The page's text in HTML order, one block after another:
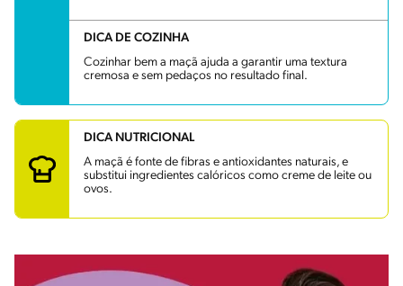
DICA DE COZINHA
Cozinhar bem a maçã ajuda a garantir uma textura
cremosa e sem pedaços no resultado final.
DICA NUTRICIONAL
A maçã é fonte de fibras e antioxidantes naturais, e
substitui ingredientes calóricos como creme de leite ou
ovos.